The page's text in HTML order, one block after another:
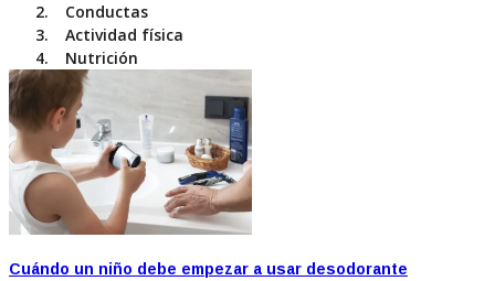
Conductas
Actividad física
Nutrición
Cuándo un niño debe empezar a usar desodorante